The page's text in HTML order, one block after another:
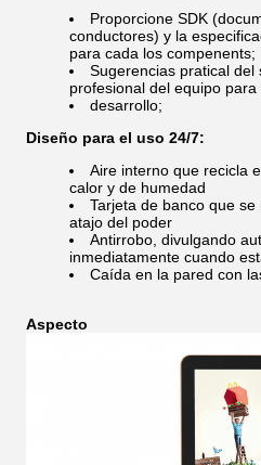
Proporcione SDK
conductores) y la
para cada los compenents;
Sugerencias pratical del
profesional del equipo
desarrollo;
Diseño para el uso 24/7:
Aire interno que recicla
calor y de humedad
Tarjeta de banco que
atajo del poder
Antirrobo, divulgando
inmediatamente cuando
Caída en la pared con
Aspecto